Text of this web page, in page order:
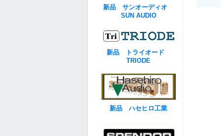
新品 サンオーディオ
SUN AUDIO
新品 トライオード
TRIODE
新品 ハセヒロ工業